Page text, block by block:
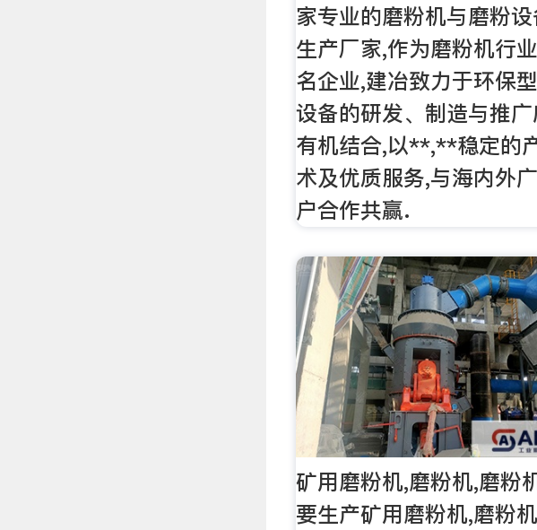
家专业的磨粉机与磨粉
生产厂家,作为磨粉机行
名企业,建冶致力于环保
设备的研发、制造与推
有机结合,以**,**稳定的
术及优质服务,与海内外
户合作共赢.
矿用磨粉机,磨粉机,磨粉
要生产矿用磨粉机,磨粉